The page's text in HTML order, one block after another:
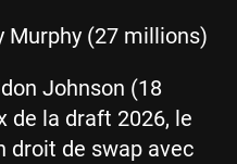
Murphy (27 millions)
Johnson (18
de la draft 2026, le
droit de swap avec